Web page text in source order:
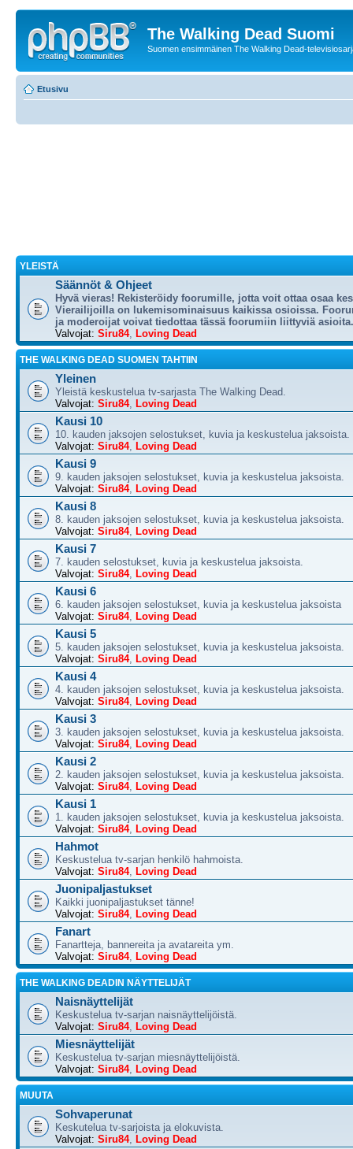
The Walking Dead Suomi
Suomen ensimmäinen The Walking Dead-
Etusivu
YLEISTÄ
Säännöt & Ohjeet
Hyvä vieras! Rekisteröidy foorumille, jotta voit ottaa osaa
Vierailijoilla on lukemisominaisuus kaikissa osioissa.
ja moderoijat voivat tiedottaa tässä foorumiin liittyviä asioita.
Valvojat: Siru84, Loving Dead
THE WALKING DEAD SUOMEN TAHTIIN
Yleinen
Yleistä keskustelua tv-sarjasta The Walking Dead.
Valvojat: Siru84, Loving Dead
Kausi 10
10. kauden jaksojen selostukset, kuvia ja keskustelua jaksoista.
Valvojat: Siru84, Loving Dead
Kausi 9
9. kauden jaksojen selostukset, kuvia ja keskustelua jaksoista.
Valvojat: Siru84, Loving Dead
Kausi 8
8. kauden jaksojen selostukset, kuvia ja keskustelua jaksoista.
Valvojat: Siru84, Loving Dead
Kausi 7
7. kauden selostukset, kuvia ja keskustelua jaksoista.
Valvojat: Siru84, Loving Dead
Kausi 6
6. kauden jaksojen selostukset, kuvia ja keskustelua jaksoista
Valvojat: Siru84, Loving Dead
Kausi 5
5. kauden jaksojen selostukset, kuvia ja keskustelua jaksoista.
Valvojat: Siru84, Loving Dead
Kausi 4
4. kauden jaksojen selostukset, kuvia ja keskustelua jaksoista.
Valvojat: Siru84, Loving Dead
Kausi 3
3. kauden jaksojen selostukset, kuvia ja keskustelua jaksoista.
Valvojat: Siru84, Loving Dead
Kausi 2
2. kauden jaksojen selostukset, kuvia ja keskustelua jaksoista.
Valvojat: Siru84, Loving Dead
Kausi 1
1. kauden jaksojen selostukset, kuvia ja keskustelua jaksoista.
Valvojat: Siru84, Loving Dead
Hahmot
Keskustelua tv-sarjan henkilö hahmoista.
Valvojat: Siru84, Loving Dead
Juonipaljastukset
Kaikki juonipaljastukset tänne!
Valvojat: Siru84, Loving Dead
Fanart
Fanartteja, bannereita ja avatareita ym.
Valvojat: Siru84, Loving Dead
THE WALKING DEADIN NÄYTTELIJÄT
Naisnäyttelijät
Keskustelua tv-sarjan naisnäyttelijöistä.
Valvojat: Siru84, Loving Dead
Miesnäyttelijät
Keskustelua tv-sarjan miesnäyttelijöistä.
Valvojat: Siru84, Loving Dead
MUUTA
Sohvaperunat
Keskutelua tv-sarjoista ja elokuvista.
Valvojat: Siru84, Loving Dead